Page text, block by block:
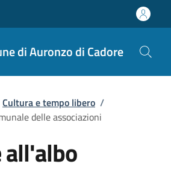
di Auronzo di Cadore
Cultura e tempo libero /
delle associazioni
all'albo